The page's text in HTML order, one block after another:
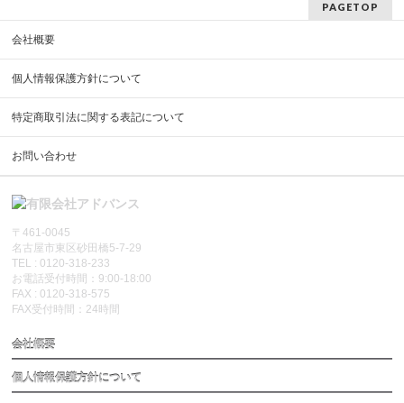
PAGETOP
会社概要
個人情報保護方針について
特定商取引法に関する表記について
お問い合わせ
〒461-0045
名古屋市東区砂田橋5-7-29
TEL : 0120-318-233
お電話受付時間：9:00-18:00
FAX : 0120-318-575
FAX受付時間：24時間
会社概要
個人情報保護方針について